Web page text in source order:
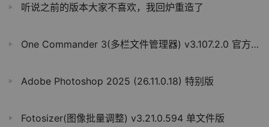
听说之前的版本大家不喜欢，我回炉重造了
One Commander 3(多栏文件管理器) v3.107.2.0 官方便携版
Adobe Photoshop 2025 (26.11.0.18) 特别版
Fotosizer(图像批量调整) v3.21.0.594 单文件版